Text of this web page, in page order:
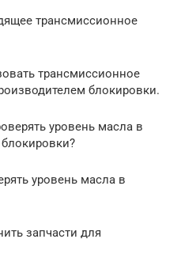
трансмиссионное
трансмиссионное
блокировки.
уровень масла в
уровень масла в
запчасти для